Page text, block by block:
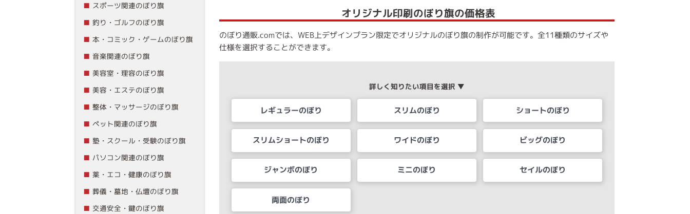
スポーツ関連のぼり旗
釣り・ゴルフのぼり旗
本・コミック・ゲームのぼり旗
音楽関連のぼり旗
美容室・理容のぼり旗
美容・エステのぼり旗
整体・マッサージのぼり旗
ペット関連のぼり旗
塾・スクール・受験のぼり旗
パソコン関連のぼり旗
薬・エコ・健康のぼり旗
葬儀・墓地・仏壇のぼり旗
交通安全・鍵のぼり旗
オリジナル印刷のぼり旗の価格表
のぼり通販.comでは、WEB上デザインプラン限定でオリジナルのぼり旗の制作が可能です。全11種類のサイズや
仕様を選択することができます。
詳しく知りたい項目を選択 ▼
レギュラーのぼり スリムのぼり ショートのぼり
スリムショートのぼり ワイドのぼり ビッグのぼり
ジャンボのぼり ミニのぼり セイルのぼり
両面のぼり